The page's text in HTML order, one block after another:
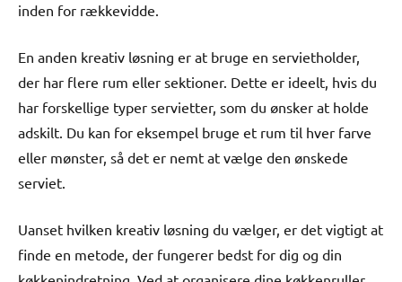
inden for rækkevidde.
En anden kreativ løsning er at bruge en servietholder,
der har flere rum eller sektioner. Dette er ideelt, hvis du
har forskellige typer servietter, som du ønsker at holde
adskilt. Du kan for eksempel bruge et rum til hver farve
eller mønster, så det er nemt at vælge den ønskede
serviet.
Uanset hvilken kreativ løsning du vælger, er det vigtigt at
finde en metode, der fungerer bedst for dig og din